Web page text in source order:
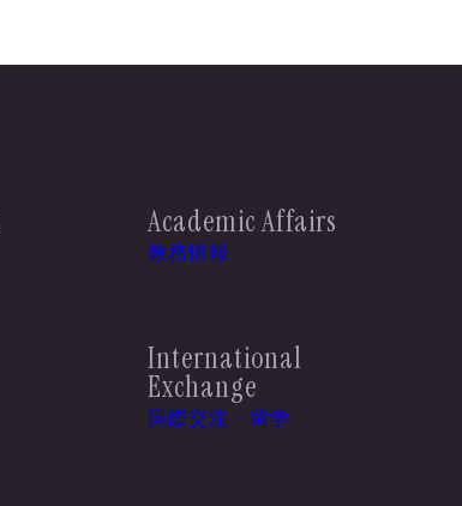
Academic Affairs
教務情報
International
Exchange
国際交流・留学